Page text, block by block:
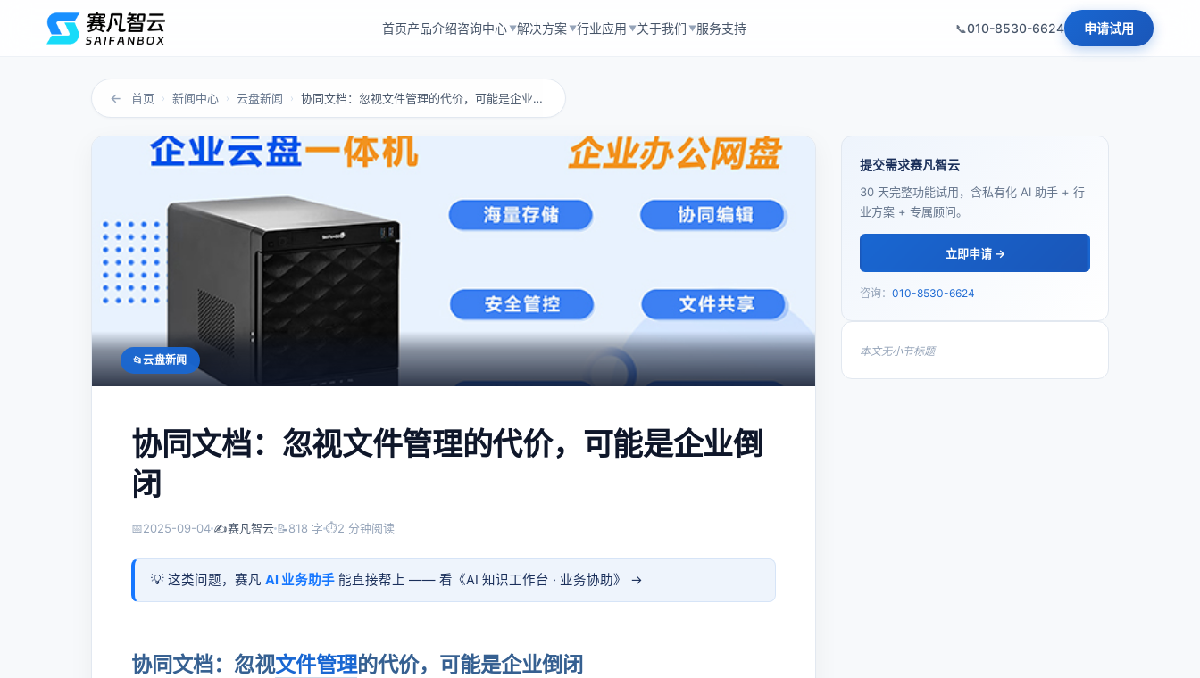
首页产品介绍咨询中心 ▼解决方案 ▼行业应用 ▼关于我们 ▼服务支持 010-8530-6624 申请试用
← 首页 › 新闻中心 › 云盘新闻 › 协同文档：忽视文件管理的代价，可能是企业倒闭
云盘新闻
协同文档：忽视文件管理的代价，可能是企业倒
闭
📅2025-09-04 ✍️赛凡智云 📝818 字 ⏱2 分钟阅读
💡 这类问题，赛凡 AI 业务助手 能直接帮上 —— 看《AI 知识工作台 · 业务协助》 →
协同文档：忽视文件管理的代价，可能是企业倒闭
提交需求赛凡智云
30 天完整功能试用，含私有化 AI 助手 + 行
业方案 + 专属顾问。
立即申请 →
咨询： 010-8530-6624
本文无小节标题